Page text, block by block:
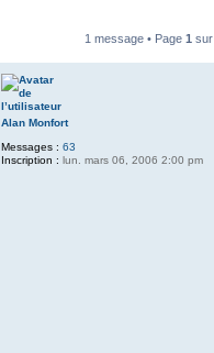
1 message • Page 1 sur
Alan Monfort
Messages : 63
Inscription : lun. mars 06, 2006 2:00 pm